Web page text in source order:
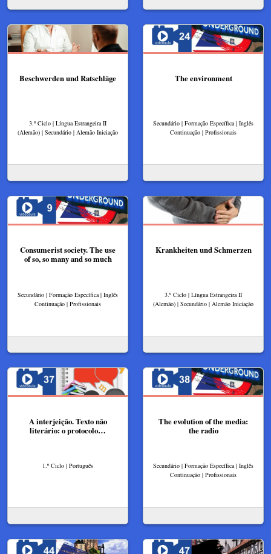
Beschwerden und Ratschläge
3.º Ciclo | Língua Estrangeira II
(Alemão) | Secundário | Alemão Iniciação
The environment
Secundário | Formação Específica | Inglês
Continuação | Profissionais
Consumerist society. The use
of so, so many and so much
Secundário | Formação Específica | Inglês
Continuação | Profissionais
Krankheiten und Schmerzen
3.º Ciclo | Língua Estrangeira II
(Alemão) | Secundário | Alemão Iniciação
A interjeição. Texto não
literário: o protocolo…
1.º Ciclo | Português
The evolution of the media:
the radio
Secundário | Formação Específica | Inglês
Continuação | Profissionais